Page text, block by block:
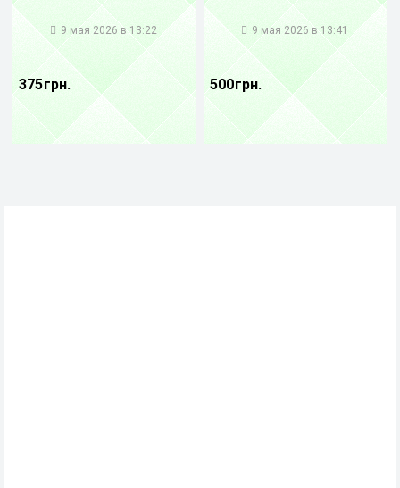
9 мая 2026 в 13:22
375 грн.
9 мая 2026 в 13:41
500 грн.